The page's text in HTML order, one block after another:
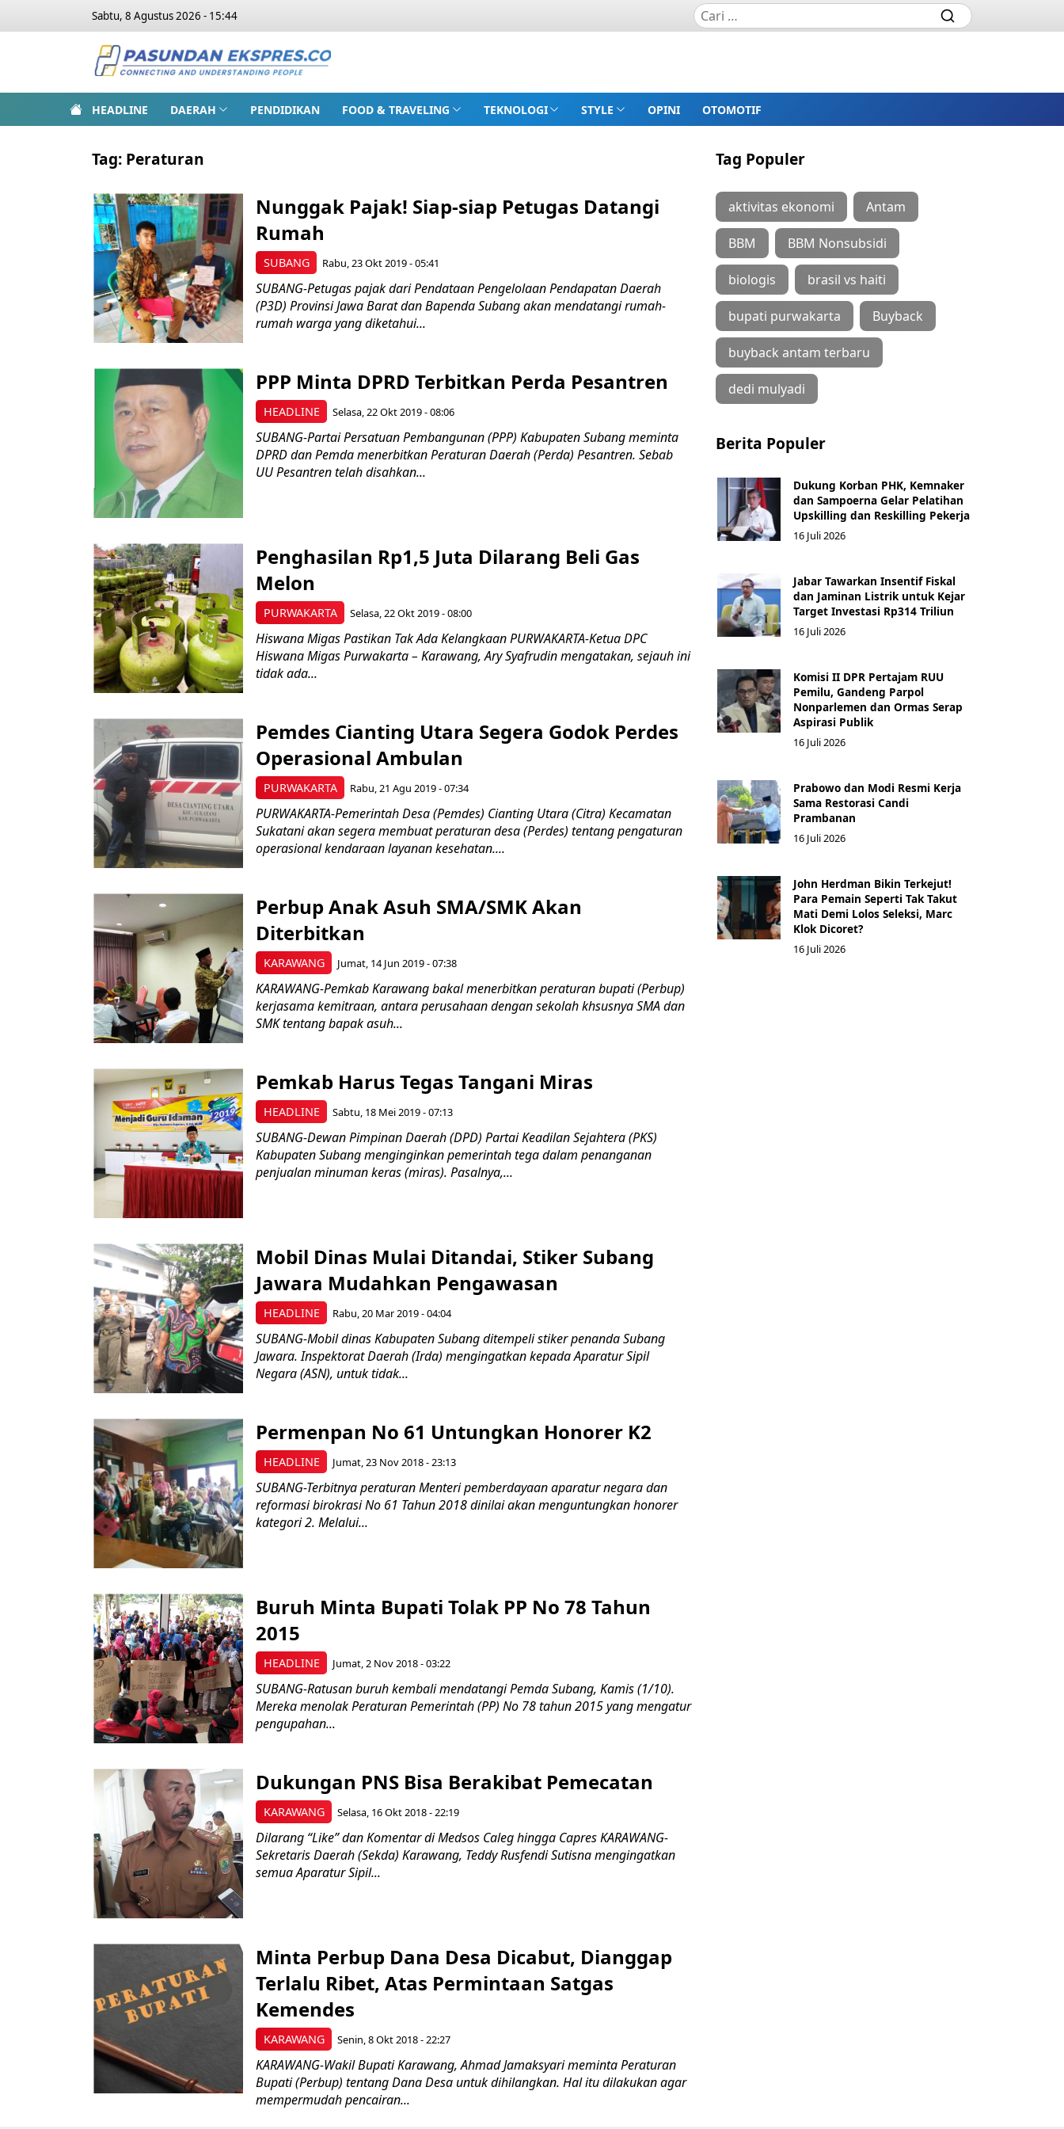
Sabtu, 8 Agustus 2026 - 15:44
HEADLINE DAERAH PENDIDIKAN FOOD & TRAVELING TEKNOLOGI STYLE OPINI OTOMOTIF
Tag: Peraturan
SUBANG
Nunggak Pajak! Siap-siap Petugas Datangi
Rumah
Rabu, 23 Okt 2019 - 05:41
SUBANG-Petugas pajak dari Pendataan Pengelolaan Pendapatan Daerah
(P3D) Provinsi Jawa Barat dan Bapenda Subang akan mendatangi rumah-
rumah warga yang diketahui...
HEADLINE
PPP Minta DPRD Terbitkan Perda Pesantren
Selasa, 22 Okt 2019 - 08:06
SUBANG-Partai Persatuan Pembangunan (PPP) Kabupaten Subang meminta
DPRD dan Pemda menerbitkan Peraturan Daerah (Perda) Pesantren. Sebab
UU Pesantren telah disahkan...
PURWAKARTA
Penghasilan Rp1,5 Juta Dilarang Beli Gas
Melon
Selasa, 22 Okt 2019 - 08:00
Hiswana Migas Pastikan Tak Ada Kelangkaan PURWAKARTA-Ketua DPC
Hiswana Migas Purwakarta – Karawang, Ary Syafrudin mengatakan, sejauh ini
tidak ada...
PURWAKARTA
Pemdes Cianting Utara Segera Godok Perdes
Operasional Ambulan
Rabu, 21 Agu 2019 - 07:34
PURWAKARTA-Pemerintah Desa (Pemdes) Cianting Utara (Citra) Kecamatan
Sukatani akan segera membuat peraturan desa (Perdes) tentang pengaturan
operasional kendaraan layanan kesehatan....
KARAWANG
Perbup Anak Asuh SMA/SMK Akan
Diterbitkan
Jumat, 14 Jun 2019 - 07:38
KARAWANG-Pemkab Karawang bakal menerbitkan peraturan bupati (Perbup)
kerjasama kemitraan, antara perusahaan dengan sekolah khsusnya SMA dan
SMK tentang bapak asuh...
HEADLINE
Pemkab Harus Tegas Tangani Miras
Sabtu, 18 Mei 2019 - 07:13
SUBANG-Dewan Pimpinan Daerah (DPD) Partai Keadilan Sejahtera (PKS)
Kabupaten Subang menginginkan pemerintah tega dalam penanganan
penjualan minuman keras (miras). Pasalnya,...
HEADLINE
Mobil Dinas Mulai Ditandai, Stiker Subang
Jawara Mudahkan Pengawasan
Rabu, 20 Mar 2019 - 04:04
SUBANG-Mobil dinas Kabupaten Subang ditempeli stiker penanda Subang
Jawara. Inspektorat Daerah (Irda) mengingatkan kepada Aparatur Sipil
Negara (ASN), untuk tidak...
HEADLINE
Permenpan No 61 Untungkan Honorer K2
Jumat, 23 Nov 2018 - 23:13
SUBANG-Terbitnya peraturan Menteri pemberdayaan aparatur negara dan
reformasi birokrasi No 61 Tahun 2018 dinilai akan menguntungkan honorer
kategori 2. Melalui...
HEADLINE
Buruh Minta Bupati Tolak PP No 78 Tahun
2015
Jumat, 2 Nov 2018 - 03:22
SUBANG-Ratusan buruh kembali mendatangi Pemda Subang, Kamis (1/10).
Mereka menolak Peraturan Pemerintah (PP) No 78 tahun 2015 yang mengatur
pengupahan...
KARAWANG
Dukungan PNS Bisa Berakibat Pemecatan
Selasa, 16 Okt 2018 - 22:19
Dilarang “Like” dan Komentar di Medsos Caleg hingga Capres KARAWANG-
Sekretaris Daerah (Sekda) Karawang, Teddy Rusfendi Sutisna mengingatkan
semua Aparatur Sipil...
KARAWANG
Minta Perbup Dana Desa Dicabut, Dianggap
Terlalu Ribet, Atas Permintaan Satgas
Kemendes
Senin, 8 Okt 2018 - 22:27
KARAWANG-Wakil Bupati Karawang, Ahmad Jamaksyari meminta Peraturan
Bupati (Perbup) tentang Dana Desa untuk dihilangkan. Hal itu dilakukan agar
mempermudah pencairan...
Tag Populer
aktivitas ekonomi Antam
BBM BBM Nonsubsidi
biologis brasil vs haiti
bupati purwakarta Buyback
buyback antam terbaru
dedi mulyadi
Berita Populer
Dukung Korban PHK, Kemnaker
dan Sampoerna Gelar Pelatihan
Upskilling dan Reskilling Pekerja
16 Juli 2026
Jabar Tawarkan Insentif Fiskal
dan Jaminan Listrik untuk Kejar
Target Investasi Rp314 Triliun
16 Juli 2026
Komisi II DPR Pertajam RUU
Pemilu, Gandeng Parpol
Nonparlemen dan Ormas Serap
Aspirasi Publik
16 Juli 2026
Prabowo dan Modi Resmi Kerja
Sama Restorasi Candi
Prambanan
16 Juli 2026
John Herdman Bikin Terkejut!
Para Pemain Seperti Tak Takut
Mati Demi Lolos Seleksi, Marc
Klok Dicoret?
16 Juli 2026